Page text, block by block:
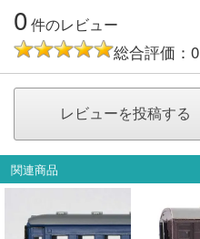
会社概要
レビューについて
0件のレビュー
総合評価：0
関連商品